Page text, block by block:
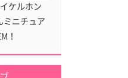
ケルホン
ミニチュア
！